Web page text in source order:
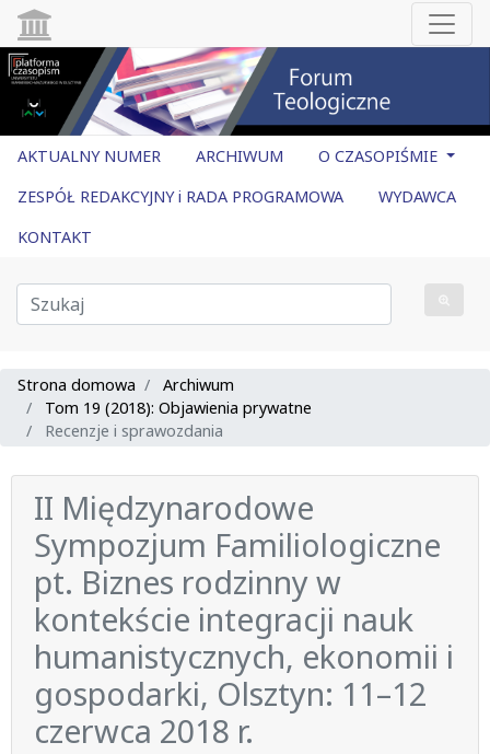
AKTUALNY NUMER ARCHIWUM
O CZASOPIŚMIE
ZESPÓŁ REDAKCYJNY i RADA PROGRAMOWA
WYDAWCA
KONTAKT
Strona domowa
Archiwum
Tom 19 (2018): Objawienia prywatne
Recenzje i sprawozdania
II Międzynarodowe
Sympozjum Familiologiczne
pt. Biznes rodzinny w
kontekście integracji nauk
humanistycznych, ekonomii i
gospodarki, Olsztyn: 11–12
czerwca 2018 r.